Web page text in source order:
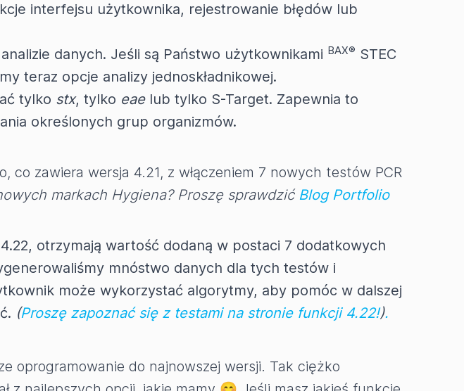
interfejsu użytkownika, rejestrowanie błędów lub
danych. Jeśli są Państwo użytkownikami BAX® STEC
teraz opcje analizy jednoskładnikowej.
tylko stx, tylko eaelub tylko S-Target. Zapewnia to
określonych grup organizmów.
zawiera wersja 4.21, z włączeniem 7 nowych testów PCR
markach Hygiena? Proszę sprawdzić Blog Portfolio
otrzymają wartość dodaną w postaci 7 dodatkowych
mnóstwo danych dla tych testów i
może wykorzystać algorytmy, aby pomóc w dalszej
(Proszę zapoznać się z testami na stronie funkcji 4.22!).
oprogramowanie do najnowszej wersji. Tak ciężko